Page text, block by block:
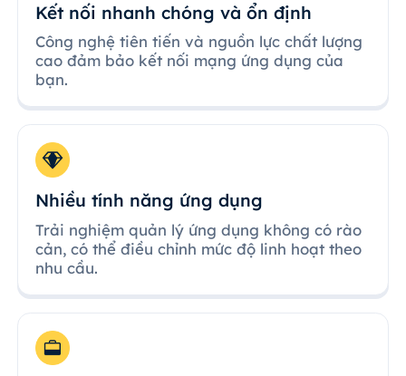
Kết nối nhanh chóng và ổn định
Công nghệ tiên tiến và nguồn lực chất lượng
cao đảm bảo kết nối mạng ứng dụng của
bạn.
Nhiều tính năng ứng dụng
Trải nghiệm quản lý ứng dụng không có rào
cản, có thể điều chỉnh mức độ linh hoạt theo
nhu cầu.